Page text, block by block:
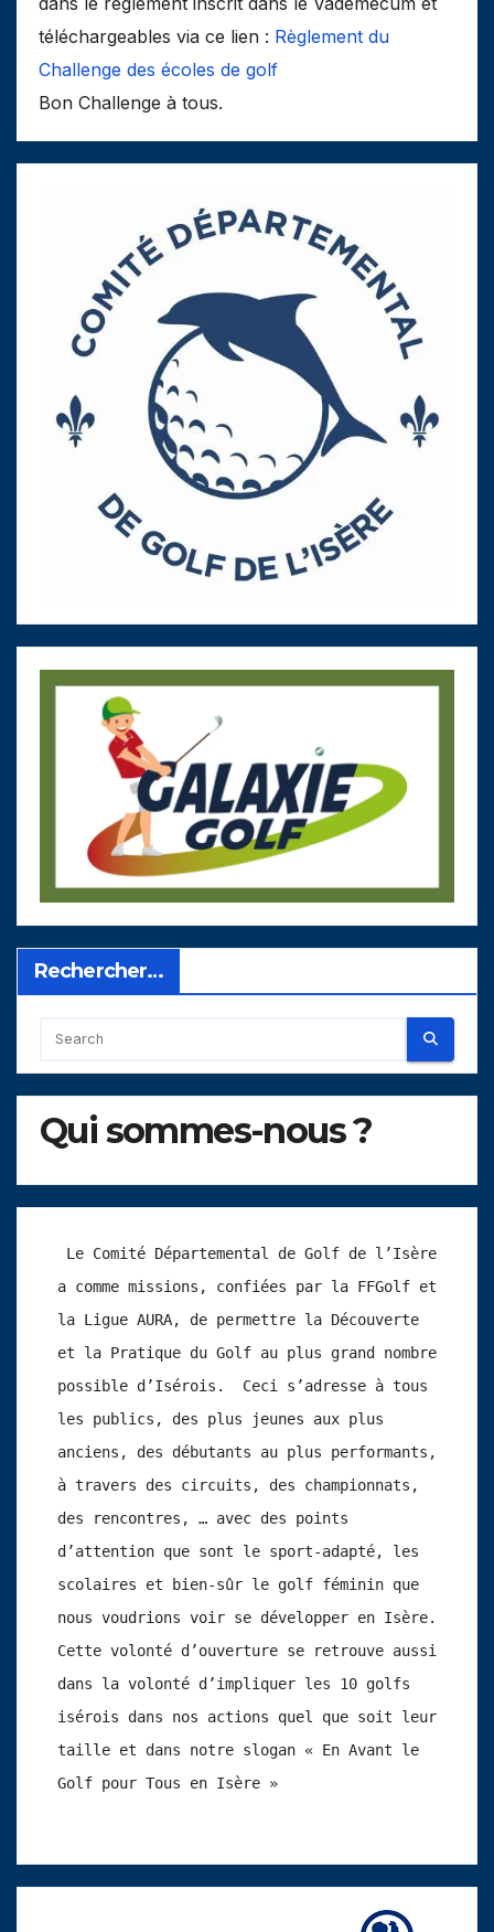
téléchargeables via ce lien : Règlement du
Challenge des écoles de golf
Bon Challenge à tous.
Rechercher…
Qui sommes-nous ?
a comme missions, confiées par la FFGolf et
la Ligue AURA, de permettre la Découverte
et la Pratique du Golf au plus grand nombre
possible d’Isérois.  Ceci s’adresse à tous
les publics, des plus jeunes aux plus
anciens, des débutants au plus performants,
à travers des circuits, des championnats,
des rencontres, … avec des points
d’attention que sont le sport-adapté, les
scolaires et bien-sûr le golf féminin que
nous voudrions voir se développer en Isère.
Cette volonté d’ouverture se retrouve aussi
dans la volonté d’impliquer les 10 golfs
isérois dans nos actions quel que soit leur
taille et dans notre slogan « En Avant le
Golf pour Tous en Isère »